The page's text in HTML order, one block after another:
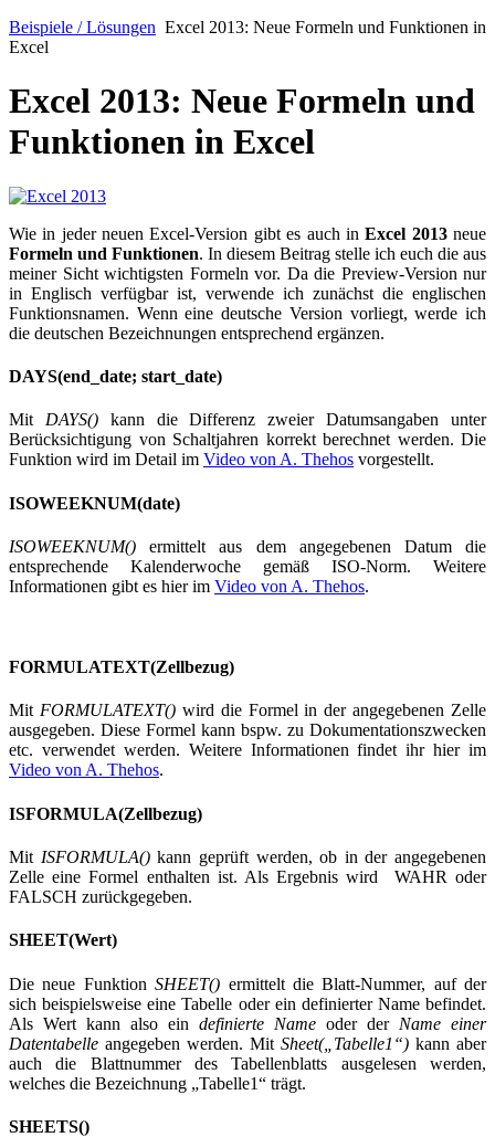
Beispiele / Lösungen Excel 2013: Neue Formeln und Funktionen in
Excel
Excel 2013: Neue Formeln und
Funktionen in Excel
Wie in jeder neuen Excel-Version gibt es auch inExcel 2013neue
Formeln und Funktionen. In diesem Beitrag stelle ich euch die aus
meiner Sicht wichtigsten Formeln vor. Da die Preview-Version nur
in Englisch verfügbar ist, verwende ich zunächst die englischen
Funktionsnamen. Wenn eine deutsche Version vorliegt, werde ich
die deutschen Bezeichnungen entsprechend ergänzen.
DAYS(end_date; start_date)
Mit DAYS()kann die Differenz zweier Datumsangaben unter
Berücksichtigung von Schaltjahren korrekt berechnet werden. Die
Funktion wird im Detail im Video von A. Thehos vorgestellt.
ISOWEEKNUM(date)
ISOWEEKNUM() ermittelt aus dem angegebenen Datum die
entsprechende Kalenderwoche gemäß ISO-Norm. Weitere
Informationen gibt es hier im Video von A. Thehos.
FORMULATEXT(Zellbezug)
Mit FORMULATEXT()wird die Formel in der angegebenen Zelle
ausgegeben. Diese Formel kann bspw. zu Dokumentationszwecken
etc. verwendet werden. Weitere Informationen findet ihr hier im
Video von A. Thehos.
ISFORMULA(Zellbezug)
Mit ISFORMULA()kann geprüft werden, ob in der angegebenen
Zelle eine Formel enthalten ist. Als Ergebnis wird WAHR oder
FALSCH zurückgegeben.
SHEET(Wert)
Die neue FunktionSHEET() ermittelt die Blatt-Nummer, auf der
sich beispielsweise eine Tabelle oder ein definierter Name befindet.
Als Wert kann also ein definierte Name oder der Name einer
Datentabelle angegeben werden. Mit Sheet(„Tabelle1“) kann aber
auch die Blattnummer des Tabellenblatts ausgelesen werden,
welches die Bezeichnung „Tabelle1“ trägt.
SHEETS()